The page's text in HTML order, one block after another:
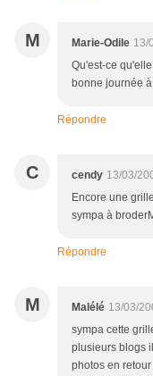
M Marie-Odile 13/
Qu'est-ce
bonne journée
Répondre
C cendy 13/03/
Encore une
sympa à
Répondre
M Malélé 13/03/
sympa cette
plusieurs blogs
photos en